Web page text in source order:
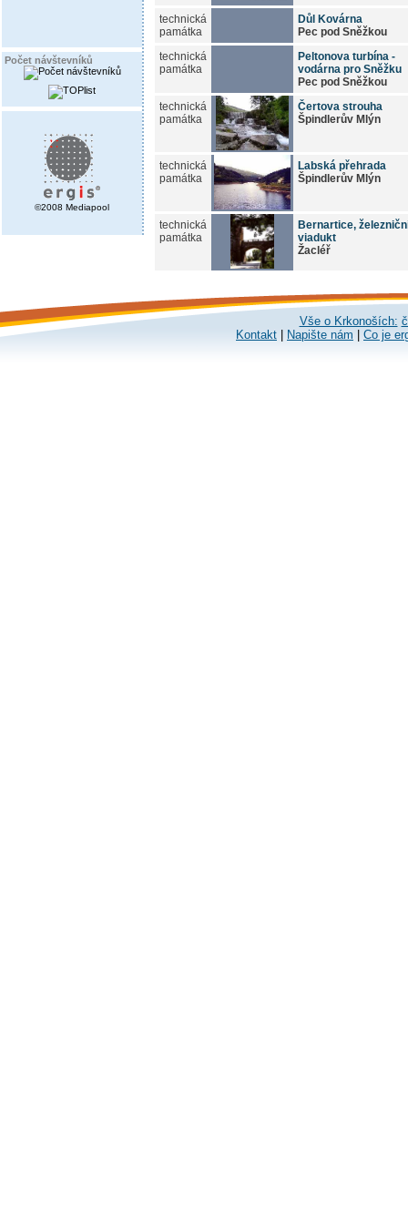
Počet návštevníků
©2008 Mediapool
technická
památka
Důl Kovárna
Pec pod Sněžkou
technická
památka
Peltonova turbína -
vodárna pro Sněžku
Pec pod Sněžkou
technická
památka
Čertova strouha
Špindlerův Mlýn
technická
památka
Labská přehrada
Špindlerův Mlýn
technická
památka
Bernartice,
viadukt
Žacléř
Vše o Krkonoších:
Kontakt
Napište nám Co je